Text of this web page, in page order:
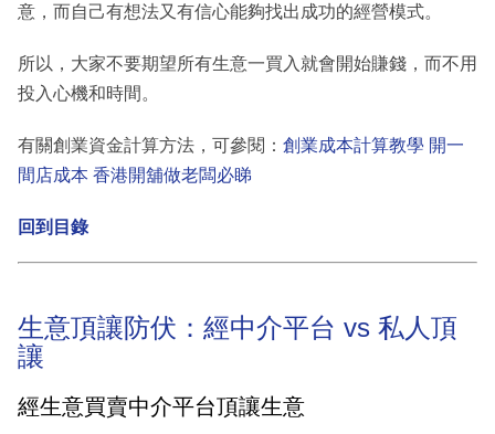
意，而自己有想法又有信心能夠找出成功的經營模式。
所以，大家不要期望所有生意一買入就會開始賺錢，而不用
投入心機和時間。
有關創業資金計算方法，可參閱： 創業成本計算教學 開一
間店成本 香港開舖做老闆必睇
回到目錄
生意頂讓防伏：經中介平台 vs 私人頂
讓
經生意買賣中介平台頂讓生意